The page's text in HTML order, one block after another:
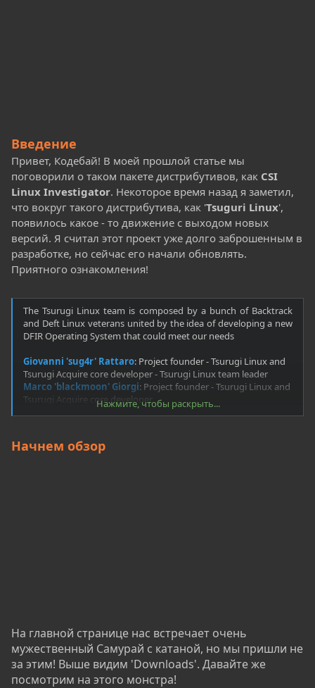
Введение
Привет, Кодебай! В моей прошлой статье мы
поговорили о таком пакете дистрибутивов, как CSI
Linux Investigator. Некоторое время назад я заметил,
что вокруг такого дистрибутива, как 'Tsuguri Linux',
появилось какое - то движение с выходом новых
версий. Я считал этот проект уже долго заброшенным в
разработке, но сейчас его начали обновлять.
Приятного ознакомления!
The Tsurugi Linux team is composed by a bunch of Backtrack
and Deft Linux veterans united by the idea of developing a new
DFIR Operating System that could meet our needs​
Giovanni 'sug4r' Rattaro: Project founder - Tsurugi Linux and
Tsurugi Acquire core developer - Tsurugi Linux team leader
Marco 'blackmoon' Giorgi: Project founder - Tsurugi Linux and
Tsurugi Acquire core developer
: Bento DFIR toolkit project leader
Massimiliano 'YattaMax' Dal Cero
Нажмите, чтобы раскрыть...
Начнем обзор
На главной странице нас встречает очень
мужественный Самурай с катаной, но мы пришли не
за этим! Выше видим 'Downloads'. Давайте же
посмотрим на этого монстра!